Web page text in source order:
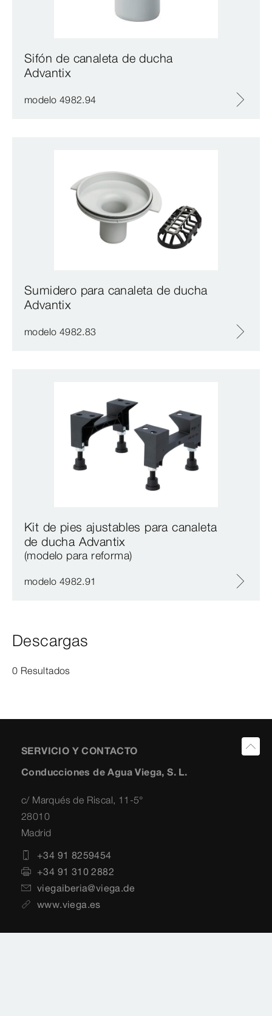
Sifón de canaleta de ducha
Advantix
modelo 4982.94
Sumidero para canaleta de ducha
Advantix
modelo 4982.83
Kit de pies ajustables para canaleta
de ducha Advantix
(modelo para reforma)
modelo 4982.91
Descargas
0 Resultados
SERVICIO Y CONTACTO
Conducciones de Agua Viega, S. L.
c/ Marqués de Riscal, 11-5°
28010
Madrid
+34 91 8259454
+34 91 310 2882
viegaiberia@viega.de
www.viega.es